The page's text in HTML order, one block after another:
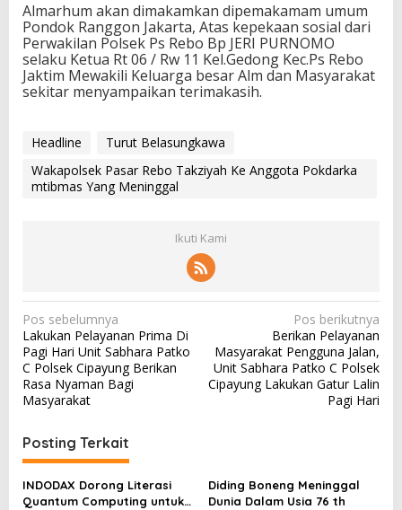
Almarhum akan dimakamkan dipemakamam umum
Pondok Ranggon Jakarta, Atas kepekaan sosial dari
Perwakilan Polsek Ps Rebo Bp JERI PURNOMO
selaku Ketua Rt 06 / Rw 11 Kel.Gedong Kec.Ps Rebo
Jaktim Mewakili Keluarga besar Alm dan Masyarakat
sekitar menyampaikan terimakasih.
Headline
Turut Belasungkawa
Wakapolsek Pasar Rebo Takziyah Ke Anggota Pokdarka
mtibmas Yang Meninggal
Ikuti Kami
N
a
v
i
a
s
i
Pos sebelumnya
Lakukan Pelayanan Prima Di
Pagi Hari Unit Sabhara Patko
C Polsek Cipayung Berikan
Rasa Nyaman Bagi
Masyarakat
Pos berikutnya
Berikan Pelayanan
Masyarakat Pengguna Jalan,
Unit Sabhara Patko C Polsek
Cipayung Lakukan Gatur Lalin
Pagi Hari
Posting Terkait
INDODAX Dorong Literasi
Quantum Computing untuk
Diding Boneng Meninggal
Dunia Dalam Usia 76 th